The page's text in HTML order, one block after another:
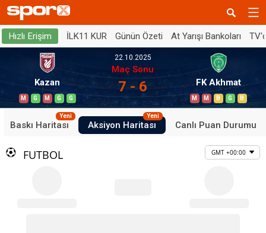
Hızlı Erişim İLK11 KUR Günün Özeti At Yarışı Bankoları
Kazan
M G M G G
22.10.2025
Maç Sonu
7 - 6 FK Akhmat
M M B G B
Baskı Haritası
Yeni
Aksiyon Haritası
Yeni
Canlı Puan Durumu
FUTBOL GMT +00:00